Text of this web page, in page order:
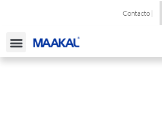
Contacto |